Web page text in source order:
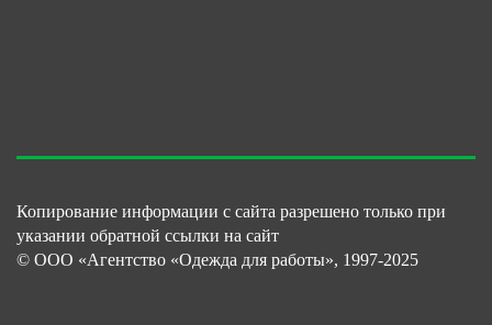
Копирование информации с сайта разрешено только при
указании обратной ссылки на сайт
© ООО «Агентство «Одежда для работы», 1997-2025